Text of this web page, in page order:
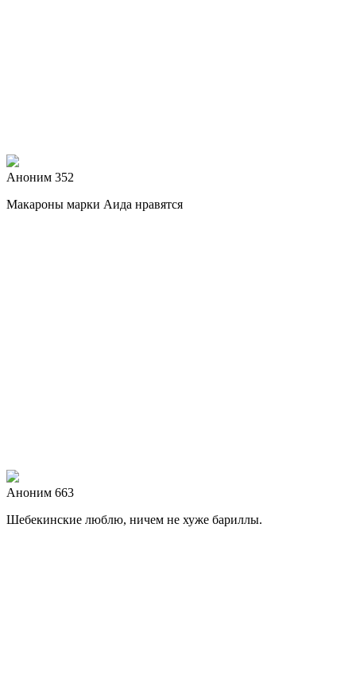
Аноним 352
Макароны марки Аида нравятся
Аноним 663
Шебекинские люблю, ничем не хуже бариллы.